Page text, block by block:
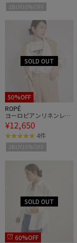
2BUY10%OFF
50%OFF
ROPÉ
ヨーロピアンリネンレギ
ュラーシャツ/イージー
ケア
¥12,650
4件
2BUY10%OFF
60%OFF